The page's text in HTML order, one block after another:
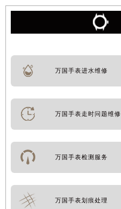
万国手表进水维修
万国手表走时问题维修
万国手表检测服务
万国手表划痕处理